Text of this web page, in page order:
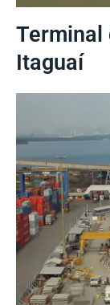
Terminal
Itaguaí